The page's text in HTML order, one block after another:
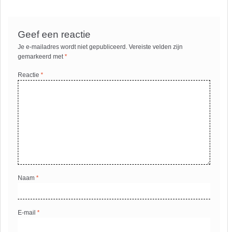
Geef een reactie
Je e-mailadres wordt niet gepubliceerd. Vereiste velden zijn
gemarkeerd met*
Reactie*
Naam*
E-mail*